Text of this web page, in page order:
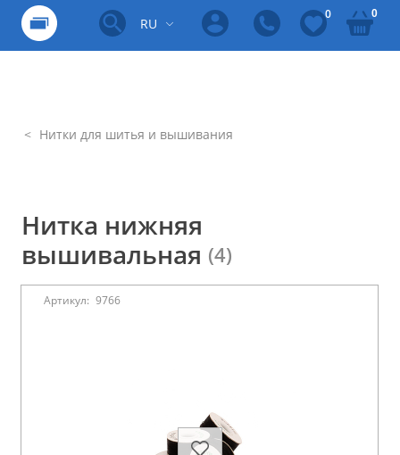
RU
0 0
Нитки для шитья и вышивания
Нитка нижняя
вышивальная (4)
Артикул: 9766